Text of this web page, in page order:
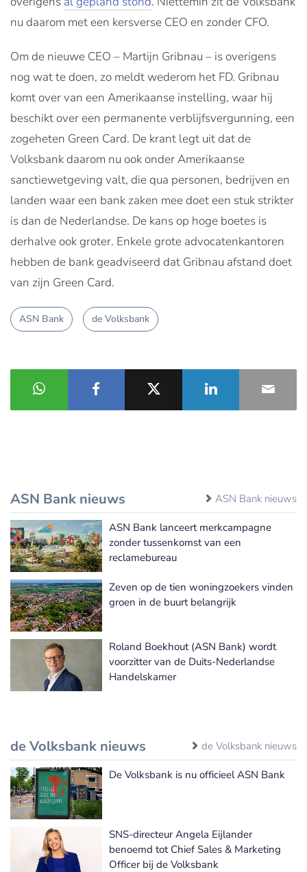
nu daarom met een kersverse CEO en zonder CFO.
Om de nieuwe CEO – Martijn Gribnau – is overigens
nog wat te doen, zo meldt wederom het FD. Gribnau
komt over van een Amerikaanse instelling, waar hij
beschikt over een permanente verblijfsvergunning, een
zogeheten Green Card. De krant legt uit dat de
Volksbank daarom nu ook onder Amerikaanse
sanctiewetgeving valt, die qua personen, bedrijven en
landen waar een bank zaken mee doet een stuk strikter
is dan de Nederlandse. De kans op hoge boetes is
derhalve ook groter. Enkele grote advocatenkantoren
hebben de bank geadviseerd dat Gribnau afstand doet
van zijn Green Card.
ASN Bank de Volksbank
ASN Bank nieuws ASN Bank nieuws
ASN Bank lanceert merkcampagne
zonder tussenkomst van een
reclamebureau
Zeven op de tien woningzoekers vinden
groen in de buurt belangrijk
Roland Boekhout (ASN Bank) wordt
voorzitter van de Duits-Nederlandse
Handelskamer
de Volksbank nieuws de Volksbank nieuws
De Volksbank is nu officieel ASN Bank
SNS-directeur Angela Eijlander
benoemd tot Chief Sales & Marketing
Officer bij de Volksbank